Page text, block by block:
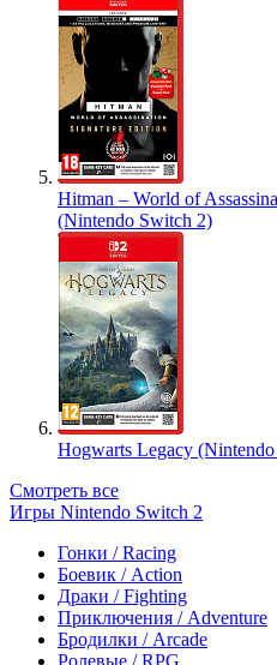
Hitman – World of
(Nintendo Switch 2)
Hogwarts Legacy
Смотреть все
Игры Nintendo Switch 2
Гонки / Racing
Боевик / Action
Драки / Fighting
Приключения / Adventure
Бродилки / Arcade
Ролевые / RPG